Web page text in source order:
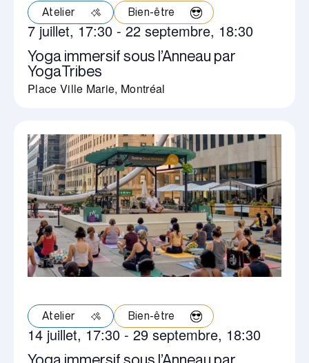
Yoga immersif sous l’Anneau par
YogaTribes
7 juillet, 17:30 -22 septembre, 18:30
Place Ville Marie, Montréal
Atelier Bien-être
14 juillet, 17:30-29 septembre, 18:30
Atelier Bien-être